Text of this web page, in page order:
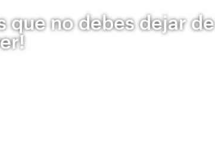
que no debes dejar de